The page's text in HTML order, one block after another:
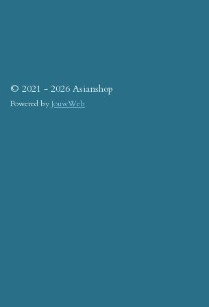
© 2021 - 2026 Asianshop
Powered byJouwWeb